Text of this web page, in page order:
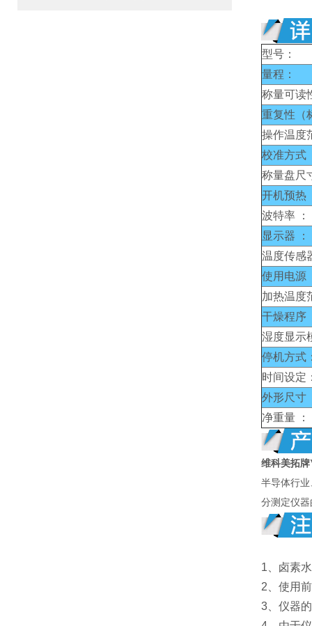
型号：
量程：
称量可读
重复性（
操作温度
校准方式
称量盘尺
开机预热
波特率 ：
显示器 ：
温度传感
使用电源
加热温度
干燥程序
湿度显示
停机方式
时间设定
外形尺寸
净重量 ：
维科美拓牌
半导体行
分测定仪
1、卤素
2、使用
3、仪器